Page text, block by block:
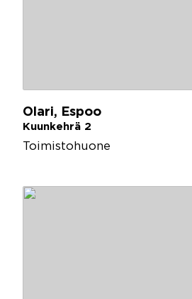
Olari, Espoo
Kuunkehrä 2
Toimistohuone